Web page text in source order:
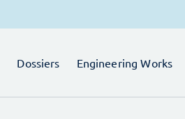
Dossiers Engineering Works